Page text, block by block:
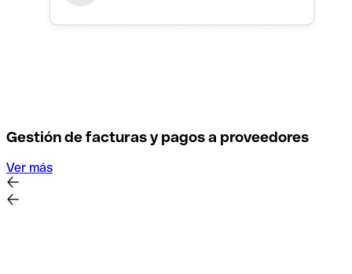
Gestión de facturas y pagos a proveedores
Ver más